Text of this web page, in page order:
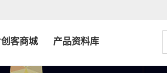
客商城 产品资料库